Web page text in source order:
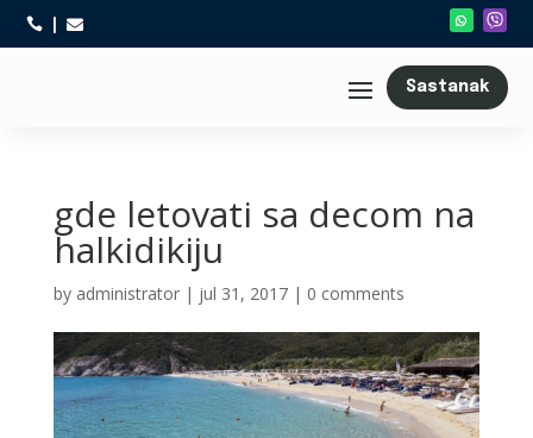
 
Sastanak
gde letovati sa decom na
halkidikiju
by administrator| jul 31, 2017| 0 comments